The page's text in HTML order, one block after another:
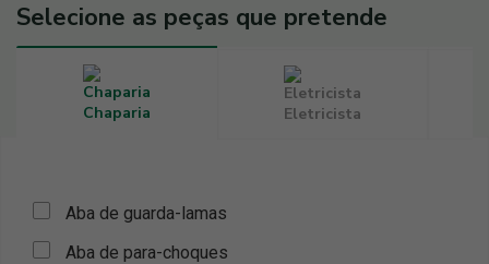
Selecione as peças que pretende
Chaparia Eletricista
Aba de guarda-lamas
Aba de para-choques